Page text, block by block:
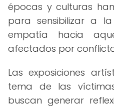
épocas y culturas
para sensibilizar a
empatía hacia
afectados por
Las exposiciones
tema de las
buscan generar